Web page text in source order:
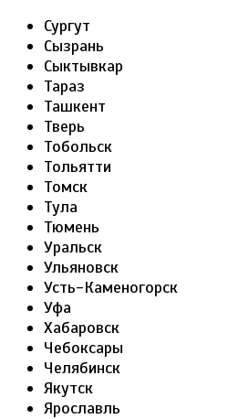
Сургут
Сызрань
Сыктывкар
Тараз
Ташкент
Тверь
Тобольск
Тольятти
Томск
Тула
Тюмень
Уральск
Ульяновск
Усть-Каменогорск
Уфа
Хабаровск
Чебоксары
Челябинск
Якутск
Ярославль